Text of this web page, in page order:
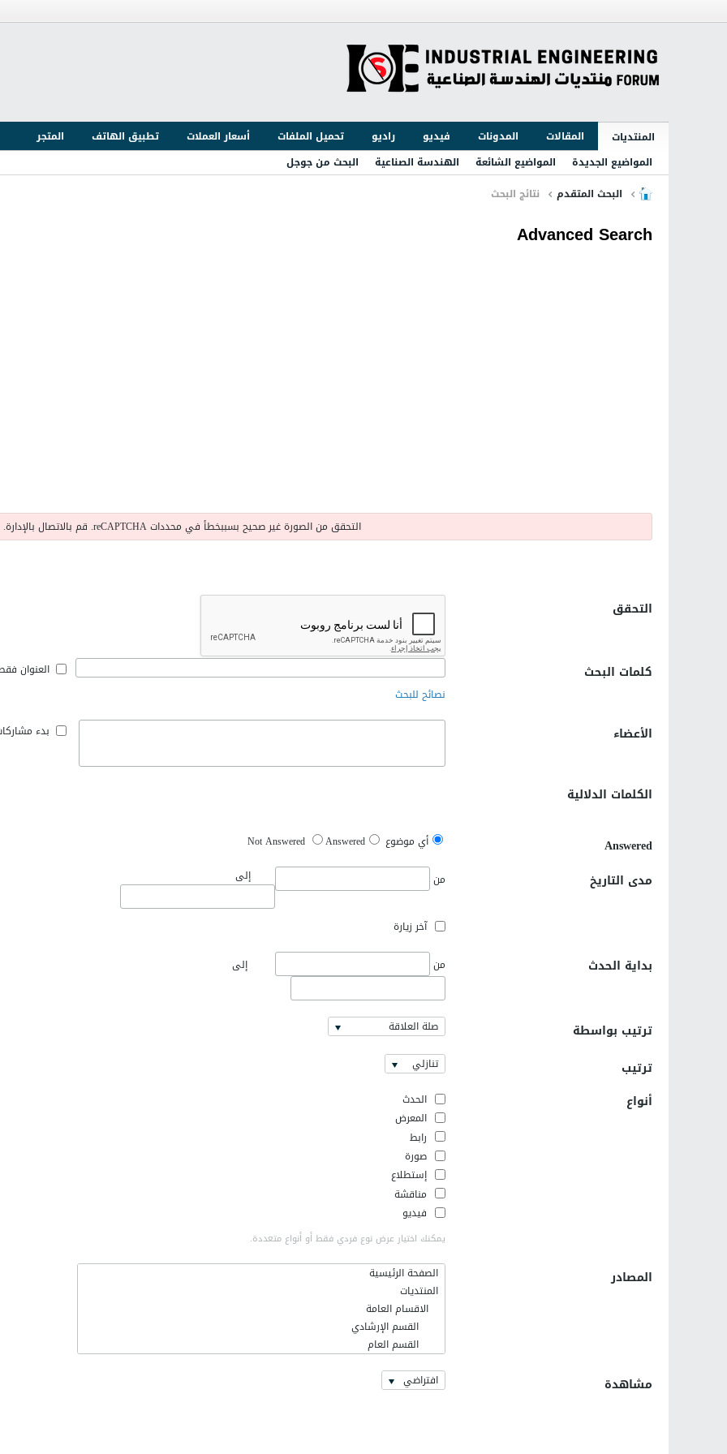
المنتديات المقالات المدونات فيديو راديو تحميل الملفات أسعار العملات تطبيق الهاتف
المتجر
المواضيع الجديدة
المواضيع الشائعة الهندسة الصناعية
البحث من جوجل
البحث المتقدم
نتائج البحث
Advanced Search
التحقق من الصورة غير صحيح بسببخطأ في محددات reCAPTCHA. قم بالاتصال بالإدارة.
التحقق
كلمات البحث
نصائح للبحث
العنوان
الأعضاء بدء
الكلمات الدلالية
Answered أي موضوع Not Answered Answered
مدى التاريخ من إلى
آخر زيارة
بداية الحدث من إلى
ترتيب بواسطة صلة العلاقة
ترتيب تنازلي
أنواع
الحدث
المعرض
رابط
صورة
إستطلاع
مناقشة
فيديو
يمكنك اختيار عرض نوع فردي فقط أو أنواع متعددة.
المصادر
الصفحة الرئيسية
المنتديات
الاقسام العامة
القسم الإرشادي
القسم العام
اخر الاخبار والتطورات
مشاهدة افتراضي